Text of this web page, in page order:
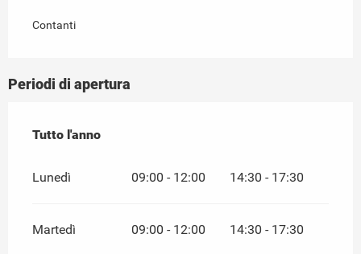
Contanti
Periodi di apertura
Tutto l'anno
Tutto l'anno
Lunedì 09:00 - 12:00 14:30 - 17:30
Martedì 09:00 - 12:00 14:30 - 17:30